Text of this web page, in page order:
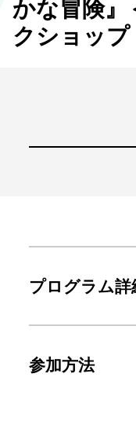
かな冒険』
クショップ
プログラム詳
参加方法